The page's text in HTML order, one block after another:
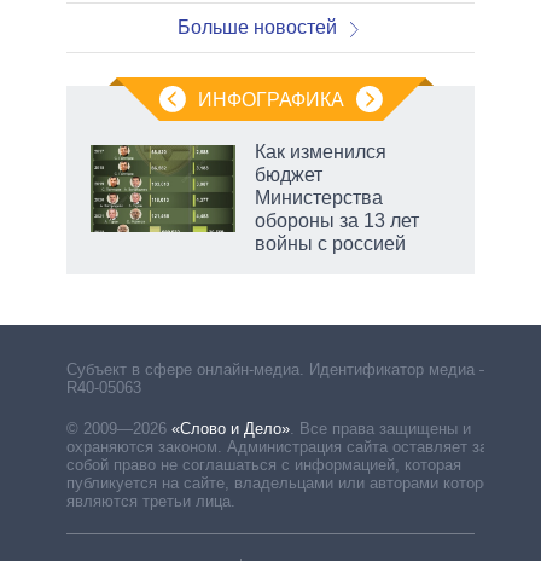
Больше новостей
ИНФОГРАФИКА
Как изменился
бюджет
Министерства
обороны за 13 лет
войны с россией
Субъект в сфере онлайн-медиа. Идентификатор медиа –
R40-05063
© 2009—2026 «Слово и Дело». Все права защищены и
охраняются законом. Администрация сайта оставляет за
собой право не соглашаться с информацией, которая
публикуется на сайте, владельцами или авторами которой
являются третьи лица.